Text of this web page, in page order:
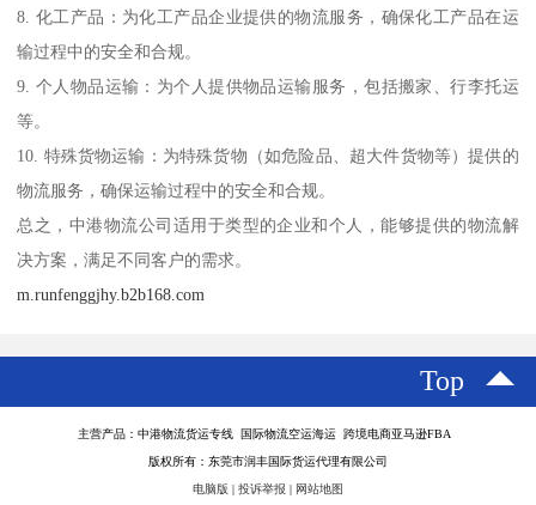
8. 化工产品：为化工产品企业提供的物流服务，确保化工产品在运
输过程中的安全和合规。
9. 个人物品运输：为个人提供物品运输服务，包括搬家、行李托运
等。
10. 特殊货物运输：为特殊货物（如危险品、超大件货物等）提供的
物流服务，确保运输过程中的安全和合规。
总之，中港物流公司适用于类型的企业和个人，能够提供的物流解
决方案，满足不同客户的需求。
m.runfenggjhy.b2b168.com
Top
主营产品：中港物流货运专线 国际物流空运海运 跨境电商亚马逊FBA
版权所有：东莞市润丰国际货运代理有限公司
电脑版 | 投诉举报 | 网站地图